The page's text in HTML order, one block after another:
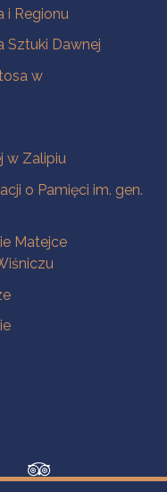
i Regionu
Sztuki Dawnej
w
w Zalipiu
o Pamięci im. gen.
Matejce